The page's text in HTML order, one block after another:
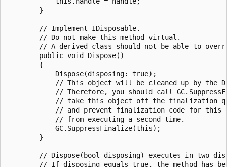
        }
        // Implement IDisposable.
        // Do not make this method virtual.
// A derived class should not be able to
        public void Dispose()
        {
            Dispose(disposing: true);
// This object will be cleaned up by the
// Therefore, you should call
// take this object off the finalization
// and prevent finalization code for this
            // from executing a second time.
            GC.SuppressFinalize(this);
        }
// Dispose(bool disposing) executes in two
// If disposing equals true, the method has